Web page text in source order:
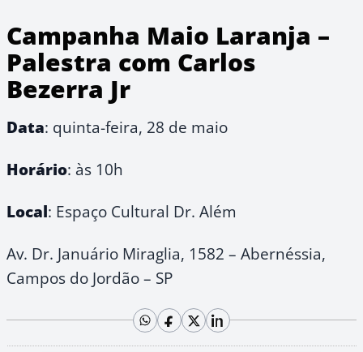
Campanha Maio Laranja –
Palestra com Carlos
Bezerra Jr
Data: quinta-feira, 28 de maio
Horário: às 10h
Local: Espaço Cultural Dr. Além
Av. Dr. Januário Miraglia, 1582 – Abernéssia,
Campos do Jordão – SP